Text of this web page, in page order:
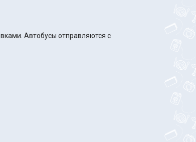
Автобусы отправляются с